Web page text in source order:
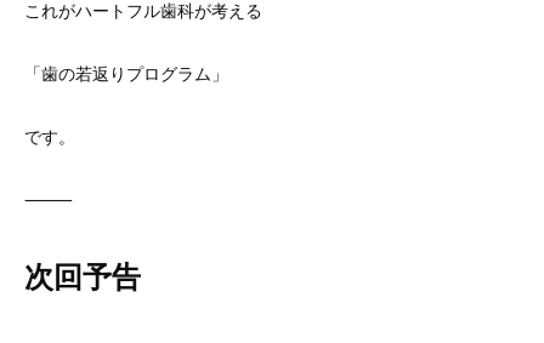
これがハートフル歯科が考える
「歯の若返りプログラム」
です。
⸻
次回予告